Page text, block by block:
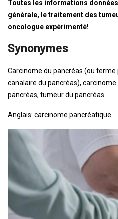
Toutes les informations
générale, le traitement des
oncologue expérimenté!
Synonymes
Carcinome du pancréas (ou
canalaire du pancréas),
pancréas, tumeur du pancréas
Anglais: carcinome pancréatique